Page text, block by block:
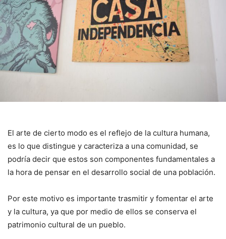
El arte de cierto modo es el reflejo de la cultura humana,
es lo que distingue y caracteriza a una comunidad, se
podría decir que estos son componentes fundamentales a
la hora de pensar en el desarrollo social de una población.
Por este motivo es importante trasmitir y fomentar el arte
y la cultura, ya que por medio de ellos se conserva el
patrimonio cultural de un pueblo.